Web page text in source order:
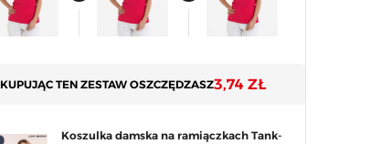
KUPUJĄC TEN ZESTAW OSZCZĘDZASZ3,74 ZŁ
Koszulka damska na ramiączkach Tank-